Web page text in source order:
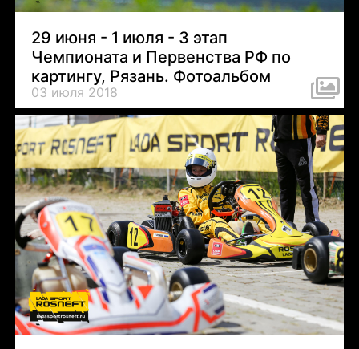
29 июня - 1 июля - 3 этап
Чемпионата и Первенства РФ по
картингу, Рязань. Фотоальбом
03 июля 2018